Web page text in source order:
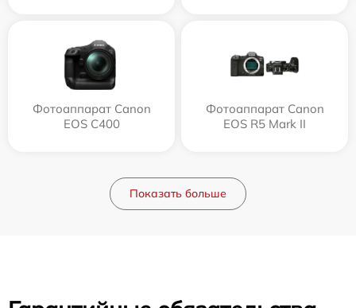
Фотоаппарат Canon
EOS C400
Фотоаппарат Canon
EOS R5 Mark II
Показать больше